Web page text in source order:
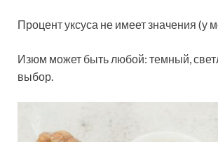
Процент уксуса не имеет значения (у
Изюм может быть любой: темный,
выбор.